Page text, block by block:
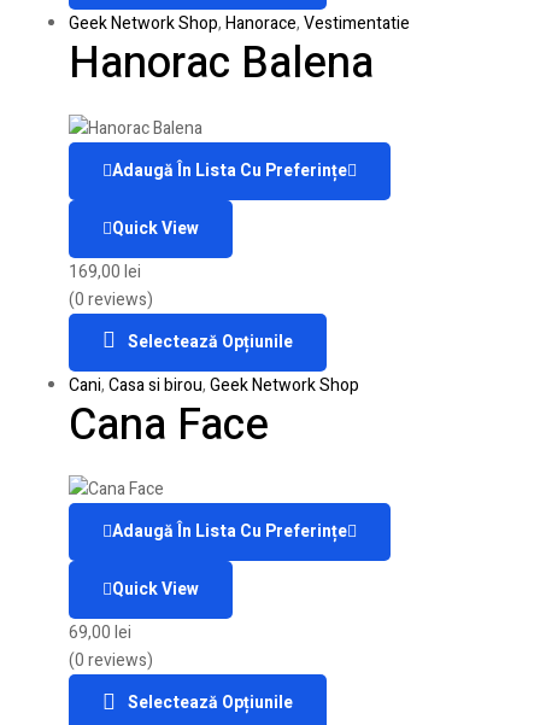
Geek Network Shop,Hanorace,Vestimentatie
Hanorac Balena
Adaugă În Lista Cu Preferințe
Quick View
169,00lei
(0 reviews)
Selectează Opțiunile
Cani,Casa si birou,Geek Network Shop
Cana Face
Adaugă În Lista Cu Preferințe
Quick View
69,00lei
(0 reviews)
Selectează Opțiunile